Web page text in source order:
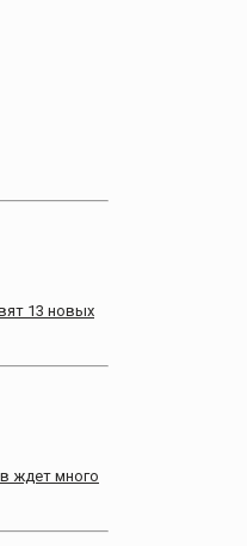
13 новых
ждет много